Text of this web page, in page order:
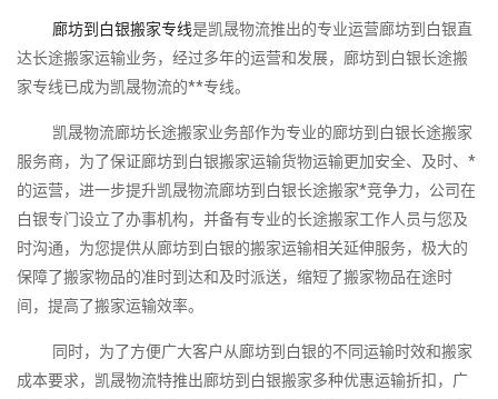
廊坊到白银搬家专线是凯晟物流推出的专业运营廊坊到白银直
达长途搬家运输业务，经过多年的运营和发展，廊坊到白银长途搬
家专线已成为凯晟物流的**专线。
凯晟物流廊坊长途搬家业务部作为专业的廊坊到白银长途搬家
服务商，为了保证廊坊到白银搬家运输货物运输更加安全、及时、*
的运营，进一步提升凯晟物流廊坊到白银长途搬家*竞争力，公司在
白银专门设立了办事机构，并备有专业的长途搬家工作人员与您及
时沟通，为您提供从廊坊到白银的搬家运输相关延伸服务，极大的
保障了搬家物品的准时到达和及时派送，缩短了搬家物品在途时
间，提高了搬家运输效率。
同时，为了方便广大客户从廊坊到白银的不同运输时效和搬家
成本要求，凯晟物流特推出廊坊到白银搬家多种优惠运输折扣，广